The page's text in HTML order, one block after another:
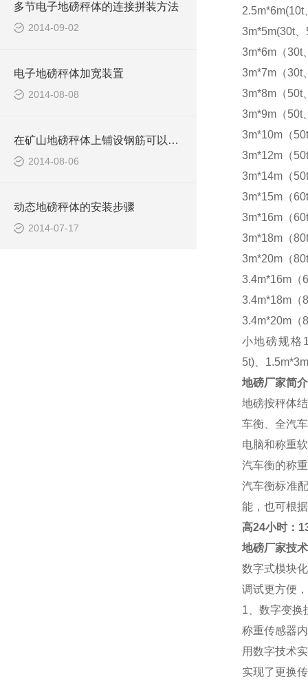
多节电子地磅秤体的连接拼装方法
2014-09-02
电子地磅秤体加宽装置
2014-08-08
在矿山地磅秤体上铺设钢筋可以防滑
2014-08-06
动态地磅秤体的安装步骤
2014-07-17
2.5m*6m(10t
3m*5m(30t、
3m*6m（30t
3m*7m（30t
3m*8m（50t
3m*9m（50t
3m*10m（
3m*12m（
3m*14m（
3m*15m（
3m*16m（
3m*18m（
3m*20m（
3.4m*16m（
3.4m*18m（
3.4m*20m（
小地磅规格
5t)、
地磅厂家简
地磅按秤体
车衡、全汽
电脑和称重
汽车衡的称
汽车衡标准
能，也可根
高24小时：
地磅厂家技
数字式模块
调试更方便
1 、数字变
称重传感器
用数字技术
实现了更换